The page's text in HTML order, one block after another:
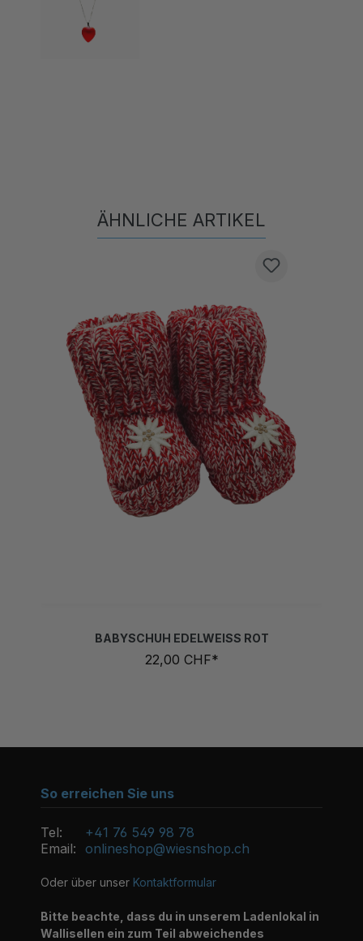
Produktgalerie überspringen
22,00 CHF*
So erreichen Sie uns
Tel:
+41 76 549 98 78
Email: onlineshop@wiesnshop.ch
Oder über unser Kontaktformular
Bitte beachte, dass du in unserem Ladenlokal in
Wallisellen ein zum Teil abweichendes